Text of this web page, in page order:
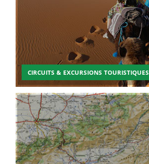
CIRCUITS & EXCURSIONS TOURISTIQUES